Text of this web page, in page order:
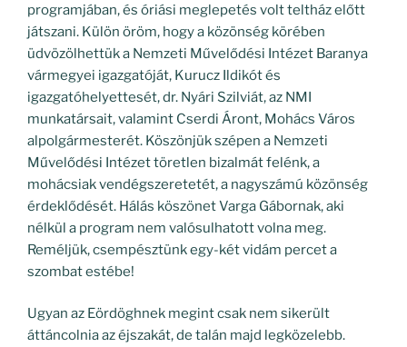
programjában, és óriási meglepetés volt teltház előtt
játszani. Külön öröm, hogy a közönség körében
üdvözölhettük a Nemzeti Művelődési Intézet Baranya
vármegyei igazgatóját, Kurucz Ildikót és
igazgatóhelyettesét, dr. Nyári Szilviát, az NMI
munkatársait, valamint Cserdi Áront, Mohács Város
alpolgármesterét. Köszönjük szépen a Nemzeti
Művelődési Intézet töretlen bizalmát felénk, a
mohácsiak vendégszeretetét, a nagyszámú közönség
érdeklődését. Hálás köszönet Varga Gábornak, aki
nélkül a program nem valósulhatott volna meg.
Reméljük, csempésztünk egy-két vidám percet a
szombat estébe!
Ugyan az Eördöghnek megint csak nem sikerült
áttáncolnia az éjszakát, de talán majd legközelebb.